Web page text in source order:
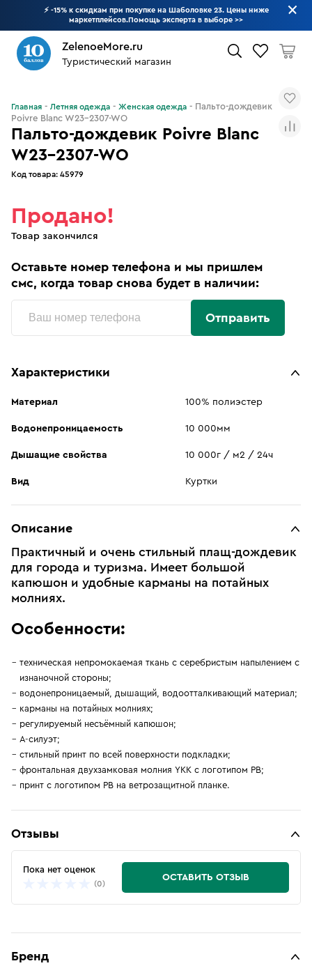
⚡ -15% к скидкам при покупке на Шаболовке 23. Цены ниже
маркетплейсов.Помощь эксперта в выборе >>
ZelenoeMore.ru
Туристический магазин
Пальто-дождевик Poivre Blanc
W23-2307-WO
Код товара: 45979
Главная Летняя одежда Женская одежда
Пальто-дождевик
Poivre Blanc W23-2307-WO
Продано!
Товар закончился
Оставьте номер телефона и мы пришлем
смс, когда товар снова будет в наличии:
Отправить
Характеристики
Материал 100% полиэстер
Водонепроницаемость 10 000мм
Дышащие свойства 10 000г / м2 / 24ч
Вид Куртки
Описание
Практичный и очень стильный плащ-дождевик
для города и туризма. Имеет большой
капюшон и удобные карманы на потайных
молниях.
Особенности:
техническая непромокаемая ткань с серебристым напылением с
изнаночной стороны;
водонепроницаемый, дышащий, водоотталкивающий материал;
карманы на потайных молниях;
регулируемый несъёмный капюшон;
А-силуэт;
стильный принт по всей поверхности подкладки;
фронтальная двухзамковая молния YKK с логотипом PB;
принт с логотипом PB на ветрозащитной планке.
Отзывы
Пока нет оценок
(0)
ОСТАВИТЬ ОТЗЫВ
Бренд